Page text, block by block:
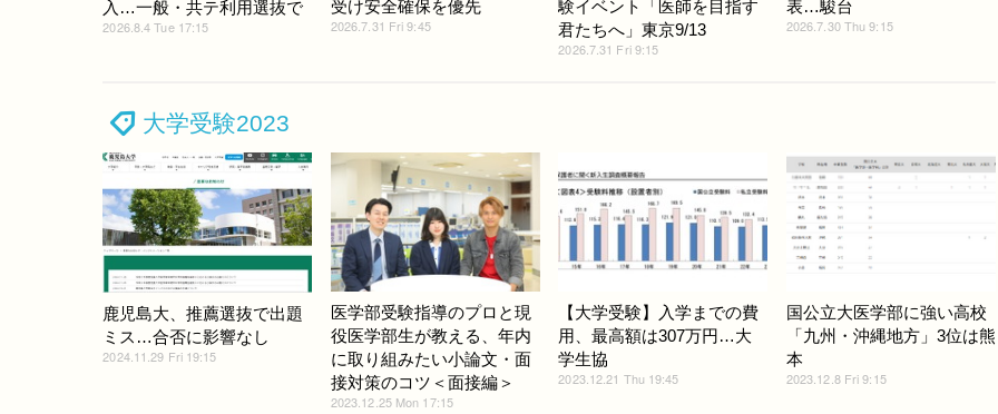
入…一般・共テ利用選抜で
2026.8.4 Tue 17:15
受け安全確保を優先
2026.7.31 Fri 9:45
験イベント「医師を目指す
君たちへ」東京9/13
2026.7.31 Fri 9:15
表…駿台
2026.7.30 Thu 9:15
大学受験2023
鹿児島大、推薦選抜で出題
ミス…合否に影響なし
2024.11.29 Fri 19:15
医学部受験指導のプロと現
役医学部生が教える、年内
に取り組みたい小論文・面
接対策のコツ＜面接編＞
2023.12.25 Mon 17:15
【大学受験】入学までの費
用、最高額は307万円…大
学生協
2023.12.21 Thu 19:45
国公立大医学部に強い高校
「九州・沖縄地方」3位は熊
本
2023.12.8 Fri 9:15